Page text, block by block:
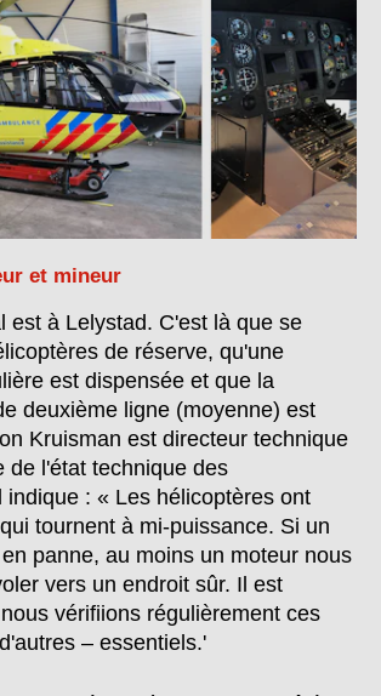
et mineur
est à Lelystad. C'est là que se
de réserve, qu'une
est dispensée et que la
deuxième ligne (moyenne) est
Kruisman est directeur technique
de l'état technique des
indique : « Les hélicoptères ont
tournent à mi-puissance. Si un
panne, au moins un moteur nous
vers un endroit sûr. Il est
vérifiions régulièrement ces
– essentiels.'